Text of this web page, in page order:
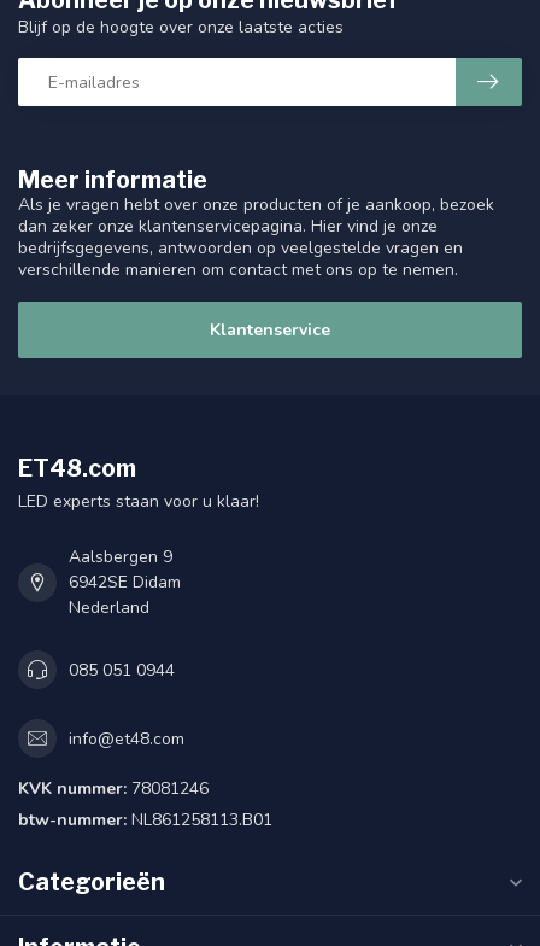
Meer informatie
Als je vragen hebt over onze producten of je aankoop, bezoek
dan zeker onze klantenservicepagina. Hier vind je onze
bedrijfsgegevens, antwoorden op veelgestelde vragen en
verschillende manieren om contact met ons op te nemen.
Klantenservice
Blijf op de hoogte over onze laatste acties
ET48.com
LED experts staan voor u klaar!
Aalsbergen 9
6942SE Didam
Nederland
085 051 0944
info@et48.com
KVK nummer: 78081246
btw-nummer: NL861258113.B01
Categorieën